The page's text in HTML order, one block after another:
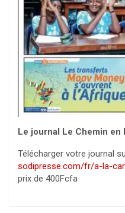
Le journal Le Chemin en
Télécharger votre journal
sodipresse.com/fr/a-la-
prix de 400Fcfa